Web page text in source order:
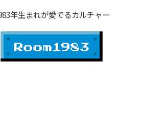
年生まれが愛でるカルチャー